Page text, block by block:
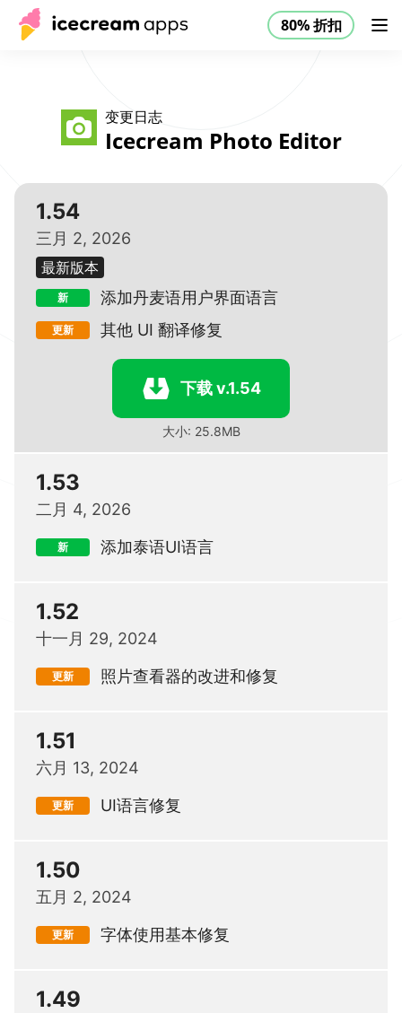
80% 折扣
产品 CN
变更日志
Icecream Photo Editor
1.54
三月 2, 2026
最新版本
新 添加丹麦语用户界面语言
更新 其他 UI 翻译修复
下载 v.1.54
大小: 25.8MB
1.53
二月 4, 2026
新 添加泰语UI语言
1.52
十一月 29, 2024
更新 照片查看器的改进和修复
1.51
六月 13, 2024
更新 UI语言修复
1.50
五月 2, 2024
更新 字体使用基本修复
1.49